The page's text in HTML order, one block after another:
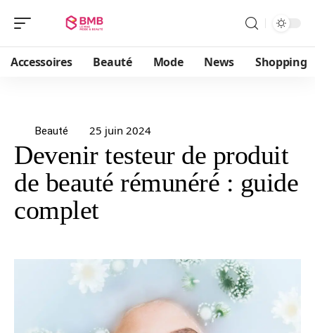
Accessoires Beauté Mode News Shopping
Beauté 25 juin 2024
Devenir testeur de produit
de beauté rémunéré : guide
complet